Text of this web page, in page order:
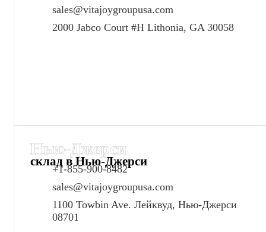
sales@vitajoygroupusa.com
2000 Jabco Court #H Lithonia, GA 30058
склад в Нью-Джерси
Нью-Джерси
+1-855-900-8482
sales@vitajoygroupusa.com
1100 Towbin Ave. Лейквуд, Нью-Джерси
08701